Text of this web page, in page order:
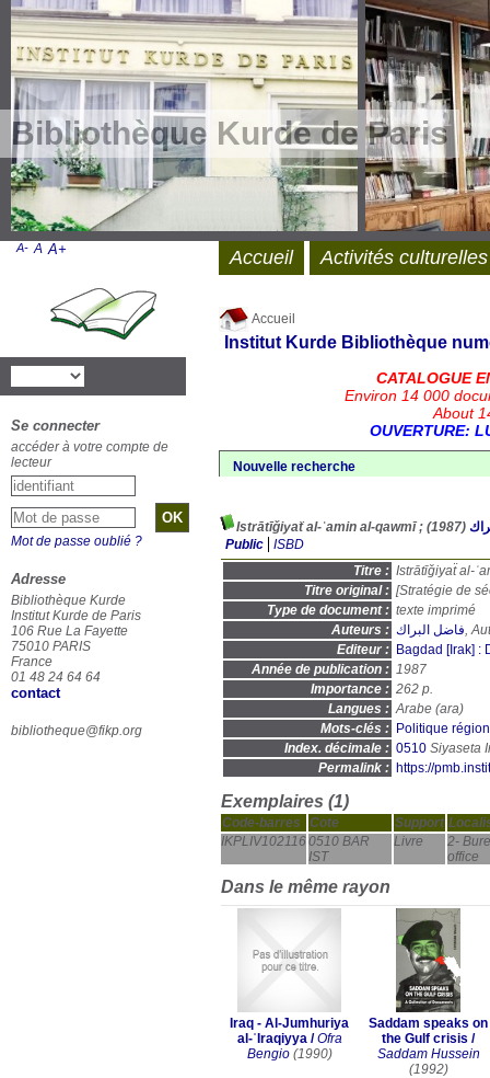
Bibliothèque Kurde de Paris
Accueil
Institut Kurde Bibliothèque
CATALOGUE
Environ 14 000
About
OUVERTURE:
Nouvelle recherche
(1987)
Public
ISBD
Titre :
Titre original : [Stratégie de
Type de document : texte imprimé
Auteurs : فاضل البراك,
Editeur : Bagdad [Irak] :
Année de publication : 1987
Importance : 262 p.
Langues : Arabe (ara)
Mots-clés : Politique
Index. décimale : 0510
Permalink : https://
Exemplaires (1)
Code-barres Cote Support
IKPLIV1021160510 BAR
IST
Livre
2-
office
Dans le même rayon
Iraq - Al-Jumhuriya
al-ʿIraqiyya/Ofra
Bengio(1990)
Saddam speaks on
the Gulf crisis /
Saddam Hussein
(1992)
Accueil Activités culturelles
A- A A+
Se connecter
accéder à votre compte de
lecteur
Mot de passe oublié ?
Adresse
Bibliothèque Kurde
Institut Kurde de Paris
106 Rue La Fayette
75010 PARIS
France
01 48 24 64 64
contact
bibliotheque@fikp.org